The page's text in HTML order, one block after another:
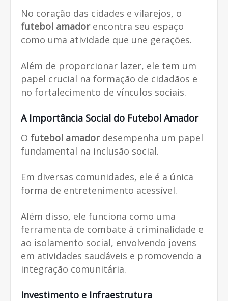
No coração das cidades e vilarejos, o
futebol amadorencontra seu espaço
como uma atividade que une gerações.
Além de proporcionar lazer, ele tem um
papel crucial na formação de cidadãos e
no fortalecimento de vínculos sociais.
A Importância Social do Futebol Amador
O futebol amadordesempenha um papel
fundamental na inclusão social.
Em diversas comunidades, ele é a única
forma de entretenimento acessível.
Além disso, ele funciona como uma
ferramenta de combate à criminalidade e
ao isolamento social, envolvendo jovens
em atividades saudáveis e promovendo a
integração comunitária.
Investimento e Infraestrutura